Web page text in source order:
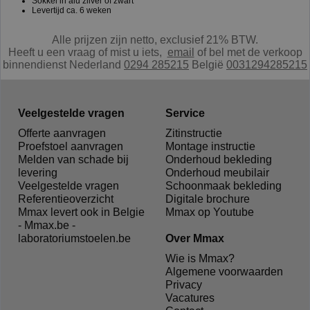
Levertijd ca. 6 weken
Alle prijzen zijn netto, exclusief 21% BTW.
Heeft u een vraag of mist u iets, email of bel met de verkoop
binnendienst Nederland 0294 285215 België 0031294285215
Veelgestelde vragen
Offerte aanvragen
Proefstoel aanvragen
Melden van schade bij
levering
Veelgestelde vragen
Referentieoverzicht
Mmax levert ook in Belgie
- Mmax.be -
laboratoriumstoelen.be
Service
Zitinstructie
Montage instructie
Onderhoud bekleding
Onderhoud meubilair
Schoonmaak bekleding
Digitale brochure
Mmax op Youtube
Over Mmax
Wie is Mmax?
Algemene voorwaarden
Privacy
Vacatures